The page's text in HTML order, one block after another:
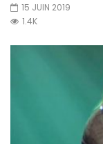
15 JUIN 2019
1.4K